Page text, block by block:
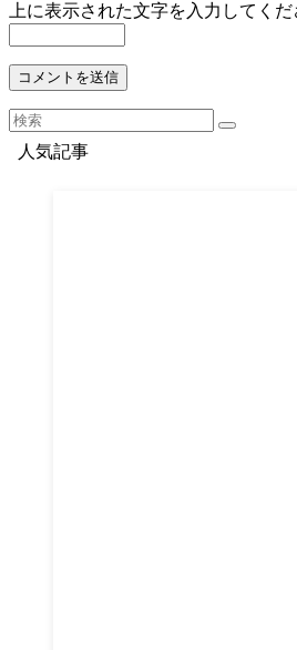
上に表示された文字を入力してくだ
人気記事